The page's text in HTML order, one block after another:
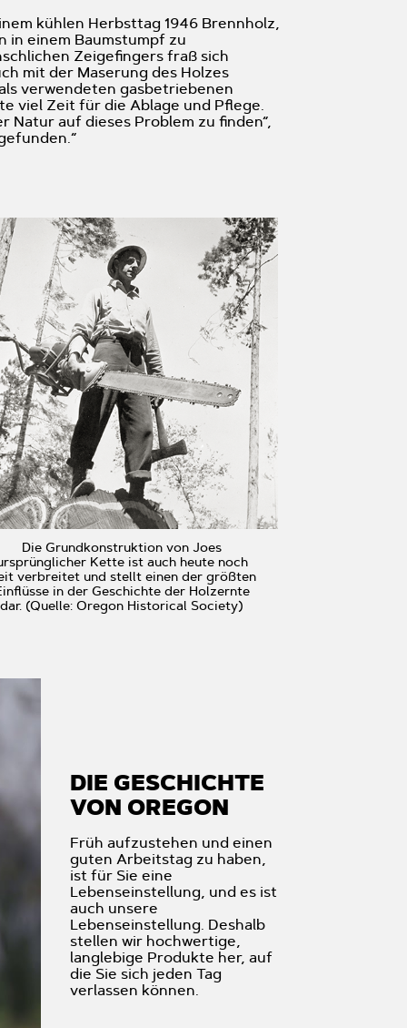
kühlen Herbsttag 1946 Brennholz,
in einem Baumstumpf zu
Zeigefingers fraß sich
mit der Maserung des Holzes
verwendeten gasbetriebenen
viel Zeit für die Ablage und Pflege.
auf dieses Problem zu finden“,
Die Grundkonstruktion von Joes
Kette ist auch heute noch
verbreitet und stellt einen der größten
in der Geschichte der Holzernte
dar. (Quelle: Oregon Historical Society)
DIE GESCHICHTE
VON OREGON
Früh aufzustehen und einen
guten Arbeitstag zu haben,
ist für Sie eine
Lebenseinstellung, und es ist
auch unsere
Lebenseinstellung. Deshalb
stellen wir hochwertige,
langlebige Produkte her, auf
die Sie sich jeden Tag
verlassen können.